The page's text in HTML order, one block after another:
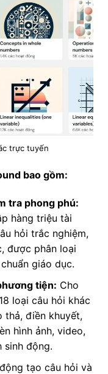
trực tuyến
bao gồm:
tra phong phú:
hàng triệu tài
hỏi trắc nghiệm,
được phân loại
giáo dục.
tiện: Cho
loại câu hỏi khác
thả, điền khuyết,
hình ảnh, video,
sinh động.
tạo câu hỏi và